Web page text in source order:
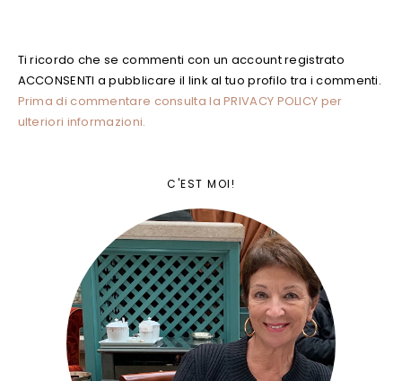
Ti ricordo che se commenti con un account registrato
ACCONSENTI a pubblicare il link al tuo profilo tra i commenti.
Prima di commentare consulta la PRIVACY POLICY per
ulteriori informazioni.
C'EST MOI!